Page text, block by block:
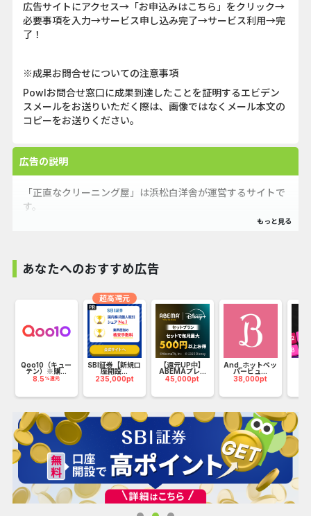
広告サイトにアクセス→「お申込みはこちら」をクリック→
必要事項を入力→サービス申し込み完了→サービス利用→完
了！
※成果お問合せについての注意事項
Powlお問合せ窓口に成果到達したことを証明するエビデン
スメールをお送りいただく際は、画像ではなくメール本文の
コピーをお送りください。
広告の説明
「正直なクリーニング屋」は浜松白洋舎が運営するサイトで
す。
「正直な」とは私たちの理念である【真心で洗い、真心で仕
のがきっかけです。
正直なクリーニング屋の由来は浜松白洋舎のロゴである
「H」にも描かれており、
左側は少しシワになっているが、右側はピシっとしていて曲
がったことを直す意味を表しています。
運営は株式会社浜松白洋舎が行っております。
静岡県西部に位置しており、リアル店舗では約40店舗と5つ
の工場、特殊品を扱う工場があります。
ネットではまだ行いませんが、特殊品工場では寝具類や圧縮
パック、チャイルドシート、ベビーカー、剣道防具、靴、ぬ
いぐるみ、テント、オフィスチェア、特殊しみ抜き等、
様々なお客様のお困りごとに対して取扱い品目が増加してお
ります。
ネットクリーニングでは令和2年10月に完成したばかりの新
あなたへのおすすめ広告
Qoo10（キュー
テン）※購...
8.5 %還元
SBI証券【新規口
座開設...
235,000pt
超高還元
【還元UP中】
ABEMAプレ...
45,000pt
And_ホットペッ
パービュ...
38,000pt